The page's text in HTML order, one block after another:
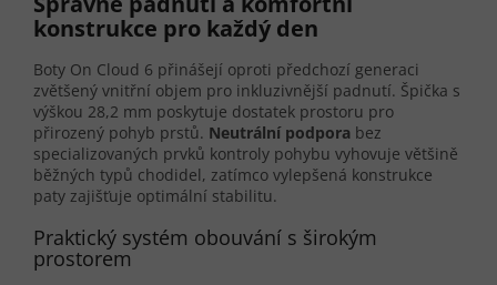
konstrukce pro každý den
Boty On Cloud 6 přinášejí oproti předchozí generaci
zvětšený vnitřní objem pro inkluzivnější padnutí. Špička s
výškou 28,2 mm poskytuje dostatek prostoru pro
přirozený pohyb prstů. Neutrální podpora bez
specializovaných prvků kontroly pohybu vyhovuje většině
běžných typů chodidel, zatímco vylepšená konstrukce
paty zajišťuje optimální stabilitu.
Praktický systém obouvání s širokým
prostorem